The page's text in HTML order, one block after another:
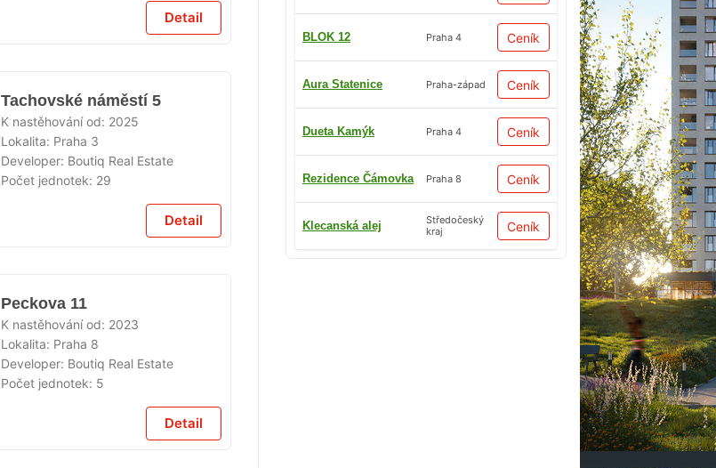
Detail
Tachovské náměstí 5
K nastěhování od: 2025
Lokalita: Praha 3
Developer: Boutiq Real Estate
Počet jednotek: 29
Detail
Peckova 11
K nastěhování od: 2023
Lokalita: Praha 8
Developer: Boutiq Real Estate
Počet jednotek: 5
Detail
BLOK 12 Praha 4 Ceník
Aura Statenice Praha-západ Ceník
Dueta Kamýk Praha 4 Ceník
Rezidence Čámovka Praha 8 Ceník
Klecanská alej
Středočeský
kraj
Ceník